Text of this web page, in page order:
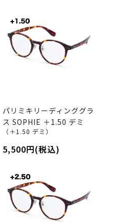
パリミキリーディンググラ
ス SOPHIE ＋1.50 デミ
（＋1.50 デミ）
5,500円(税込)